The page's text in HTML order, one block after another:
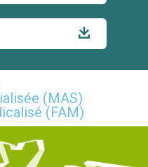
(MAS)
(FAM)